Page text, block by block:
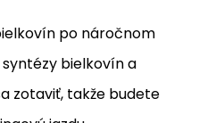
po náročnom
bielkovín a
zotaviť, takže budete